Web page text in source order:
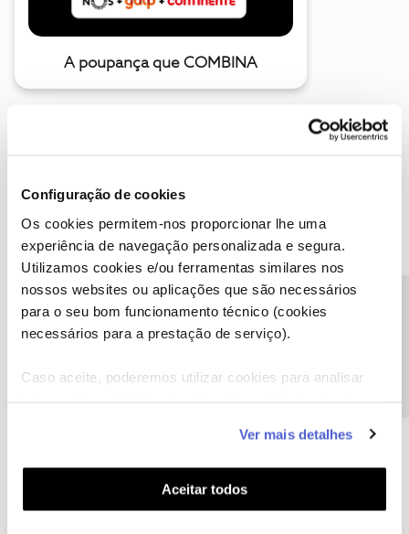
Configuração de cookies
Os cookies permitem-nos proporcionar lhe uma
experiência de navegação personalizada e segura.
Utilizamos cookies e/ou ferramentas similares nos
nossos websites ou aplicações que são necessários
para o seu bom funcionamento técnico (cookies
necessários para a prestação de serviço).
Caso aceite, poderemos utilizar cookies para analisar
funcionalidades (cookies de personalização e
funcionalidade) e adaptar anúncios aos seus interesses
(cookies de publicidade personalizada). Pode gerir a
utilização dos cookies clicando em "Configurar
Ver mais detalhes
Aceitar todos
A poupança que COMBINA
Descubra as novidades de julho
Hall of Fame de julho